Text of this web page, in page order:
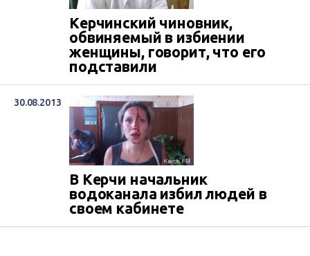
Керчинский чиновник,
обвиняемый в избиении
женщины, говорит, что его
подставили
30.08.2013
В Керчи начальник
водоканала избил людей в
своем кабинете